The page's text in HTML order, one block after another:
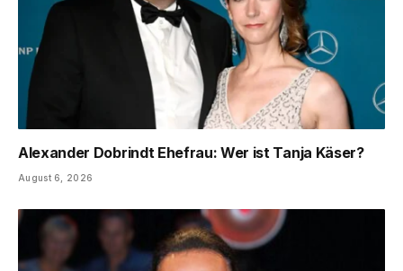
Alexander Dobrindt Ehefrau: Wer ist Tanja Käser?
August 6, 2026